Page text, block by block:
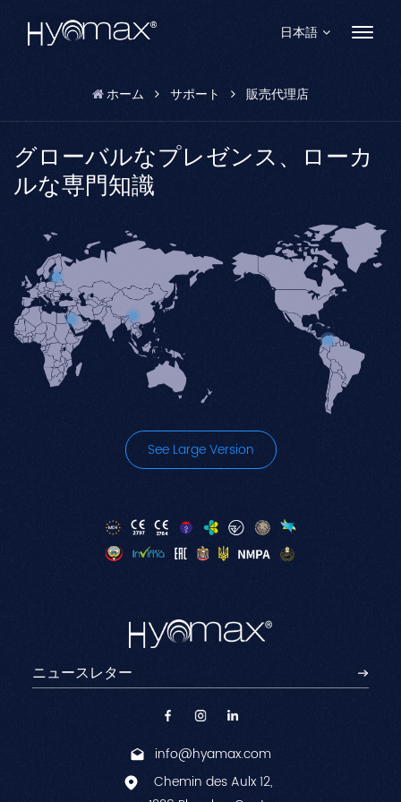
日本語
Français
Português
中文
ホーム サポート 販売代理店
グローバルなプレゼンス、ローカ
ルな専門知識
See Large Version
info@hyamax.com
Chemin des Aulx 12,